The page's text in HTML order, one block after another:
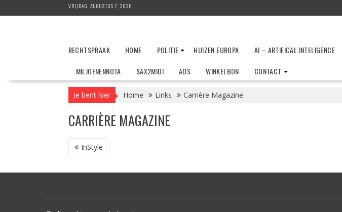
naar
VRIJDAG, AUGUSTUS 7, 2026
RECHTSPRAAK HOME POLITIE HUIZEN EUROPA AI – ARTIFICAL INTELIGENCE
MILJOENENNOTA
SAX2MIDI ADS WINKELBON CONTACT
Je bent hier Home Links Carrière Magazine
CARRIÈRE MAGAZINE
BERICHT
NAVIGATIE
InStyle